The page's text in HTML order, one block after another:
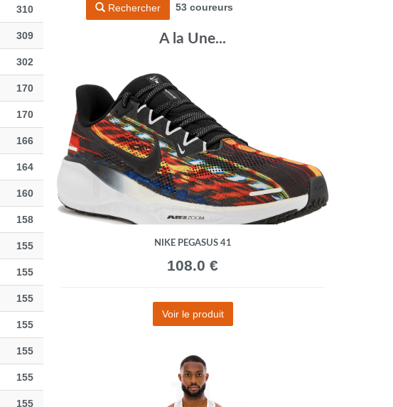
310
309
302
170
170
166
164
160
158
155
155
155
155
155
155
155
Rechercher 53 coureurs
A la Une...
NIKE PEGASUS 41
108.0 €
Voir le produit